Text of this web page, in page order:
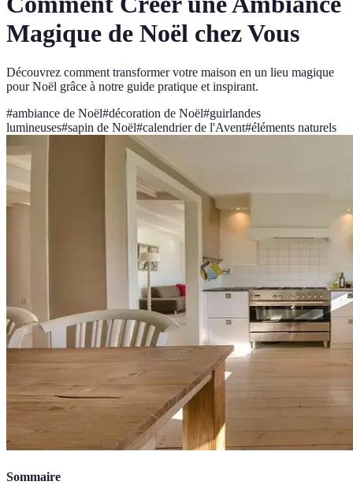
Magique de Noël chez Vous
Découvrez comment transformer votre maison en un lieu magique
pour Noël grâce à notre guide pratique et inspirant.
#ambiance de Noël#décoration de Noël#guirlandes
lumineuses#sapin de Noël#calendrier de l'Avent#éléments naturels
Sommaire